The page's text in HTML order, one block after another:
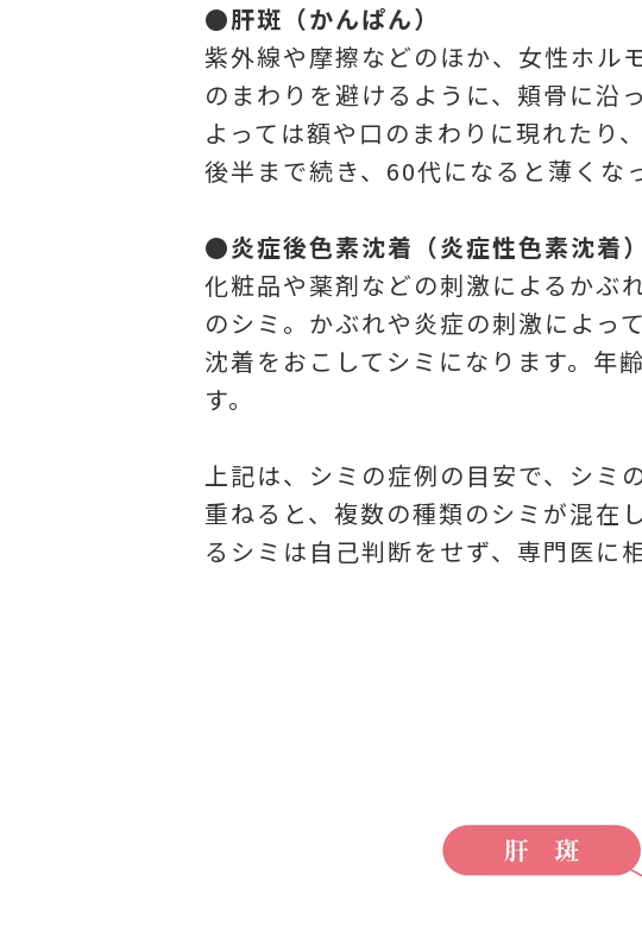
●肝斑（かんぱん）
紫外線や摩擦などのほか、女性ホル
のまわりを避けるように、頬骨に沿
よっては額や口のまわりに現れたり
後半まで続き、60代になると薄くな
●炎症後色素沈着（炎症性色素沈着）
化粧品や薬剤などの刺激によるかぶ
のシミ。かぶれや炎症の刺激によっ
沈着をおこしてシミになります。年
す。
上記は、シミの症例の目安で、シミ
重ねると、複数の種類のシミが混在
るシミは自己判断をせず、専門医に